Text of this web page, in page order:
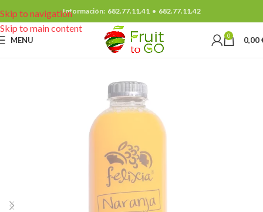
Skip to navigation
Skip to main content
Información: 682.77.11.41• 682.77.11.42
MENU 0 0,00